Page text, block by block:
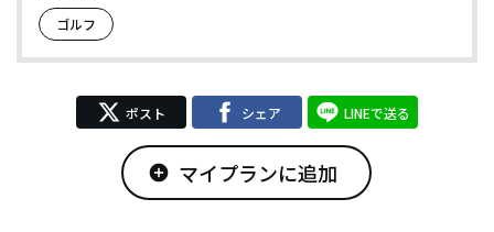
ゴルフ
ポスト シェア LINEで送る
add_circle マイプランに追加